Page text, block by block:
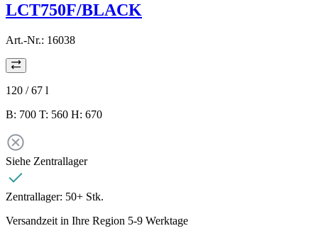
LCT750F/BLACK
Art.-Nr.: 16038
120 / 67 l
B: 700 T: 560 H: 670
Siehe Zentrallager
Zentrallager: 50+ Stk.
Versandzeit in Ihre Region 5-9 Werktage